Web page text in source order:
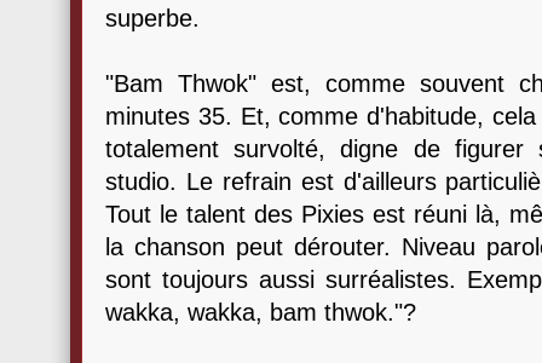
superbe.
"Bam Thwok" est, comme souvent
minutes 35. Et, comme d'habitude,
totalement survolté, digne de
studio. Le refrain est d'ailleurs
Tout le talent des Pixies est réuni là,
la chanson peut dérouter. Niveau
sont toujours aussi surréalistes.
wakka, wakka, bam thwok."?